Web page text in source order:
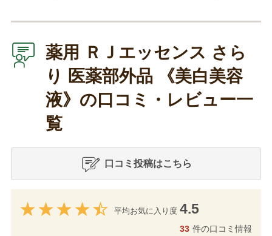
薬用 ＲＪエッセンス さら
り 医薬部外品 《美白美容
液》の口コミ・レビュー一
覧
口コミ投稿はこちら
平均お気に入り度 4.5
33 件の口コミ情報